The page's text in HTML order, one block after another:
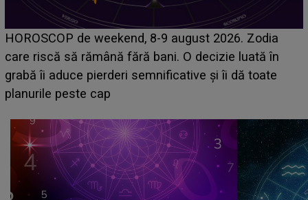
Emanuel a ținut ACEST DETALIU ASCUNS până
acum! În fața Alexandrei, concurentul din Casa Iubirii
face o MĂRTURISIRE NEAȘTEPTATĂ despre mama
sa: "I-am spus și ei în față, eu nu te iubesc pentru